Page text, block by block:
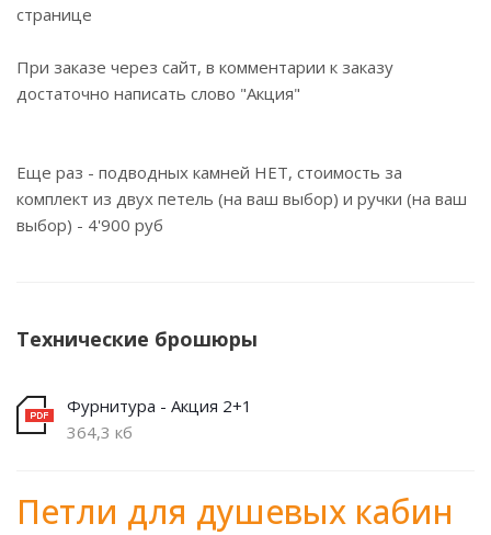
странице
При заказе через сайт, в комментарии к заказу
достаточно написать слово "Акция"
Еще раз - подводных камней НЕТ, стоимость за
комплект из двух петель (на ваш выбор) и ручки (на ваш
выбор) - 4'900 руб
Технические брошюры
Фурнитура - Акция 2+1
364,3 кб
Петли для душевых кабин